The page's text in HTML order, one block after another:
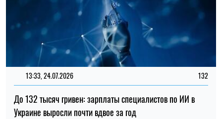
13:33, 24.07.2026 132
До 132 тысяч гривен: зарплаты специалистов по ИИ в
Украине выросли почти вдвое за год